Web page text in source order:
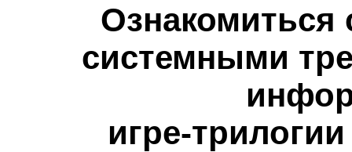
Ознакомиться
системными
игре-